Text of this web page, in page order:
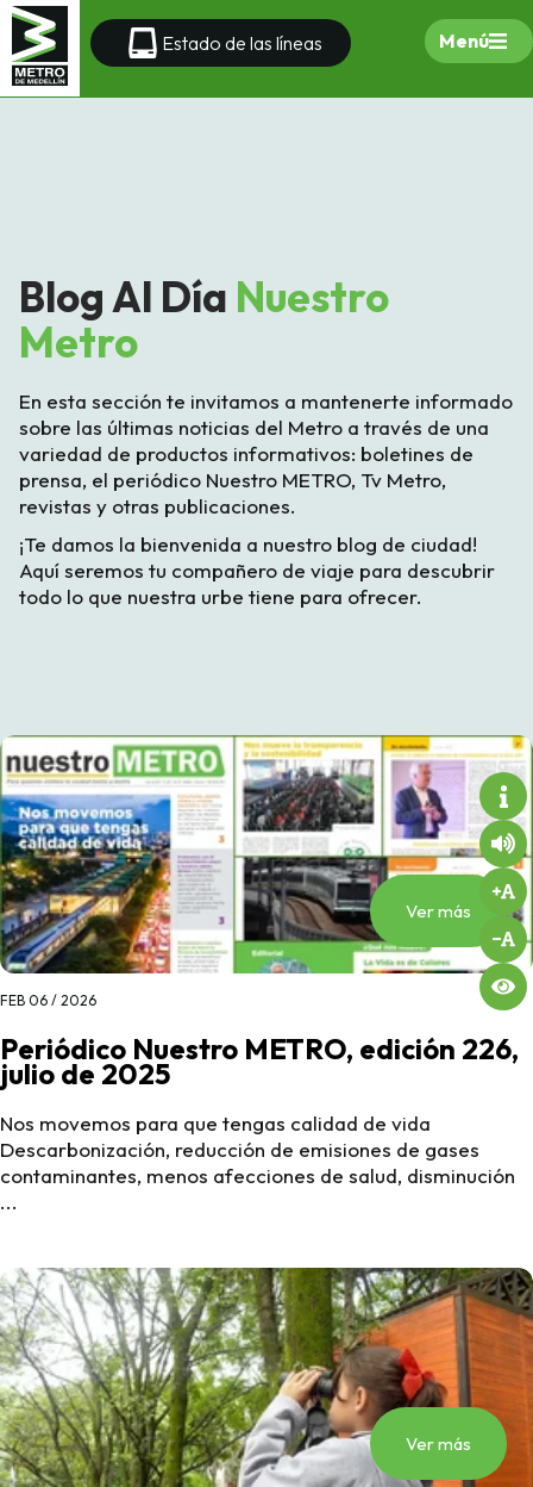
Estado de las líneas Menú
Blog Al Día Nuestro
Metro
En esta sección te invitamos a mantenerte informado
sobre las últimas noticias del Metro a través de una
variedad de productos informativos: boletines de
prensa, el periódico Nuestro METRO, Tv Metro,
revistas y otras publicaciones.
¡Te damos la bienvenida a nuestro blog de ciudad!
Aquí seremos tu compañero de viaje para descubrir
todo lo que nuestra urbe tiene para ofrecer.
Ver más
FEB 06 / 2026
Periódico Nuestro METRO, edición 226,
julio de 2025
Nos movemos para que tengas calidad de vida
Descarbonización, reducción de emisiones de gases
contaminantes, menos afecciones de salud, disminución
...
Ver más